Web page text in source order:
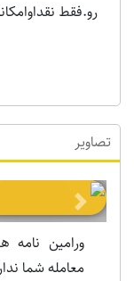
رو.فقط
تصاویر
Next
ورامین نامه
معامله شما